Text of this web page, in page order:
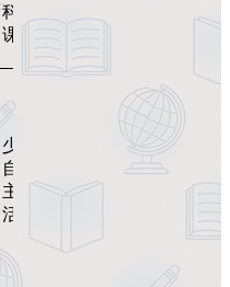
科学
课
充材
料
少儿
自然
主题
活动
座或